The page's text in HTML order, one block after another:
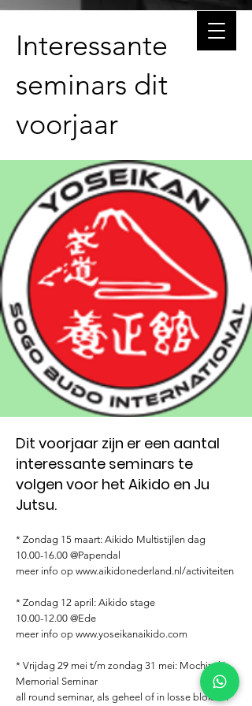
Interessante
seminars dit
voorjaar
Dit voorjaar zijn er een aantal
interessante seminars te
volgen voor het Aikido en Ju
Jutsu.
* Zondag 15 maart: Aikido Multistijlen dag
10.00-16.00 @Papendal
meer info op www.aikidonederland.nl/activiteiten
* Zondag 12 april: Aikido stage
10.00-12.00 @Ede
meer info op www.yoseikanaikido.com
* Vrijdag 29 mei t/m zondag 31 mei: Mochizuki
Memorial Seminar
all round seminar, als geheel of in losse blokken